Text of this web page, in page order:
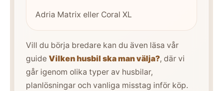
Adria Matrix eller Coral XL
Vill du börja bredare kan du även läsa vår
guide Vilken husbil ska man välja?, där vi
går igenom olika typer av husbilar,
planlösningar och vanliga misstag inför köp.